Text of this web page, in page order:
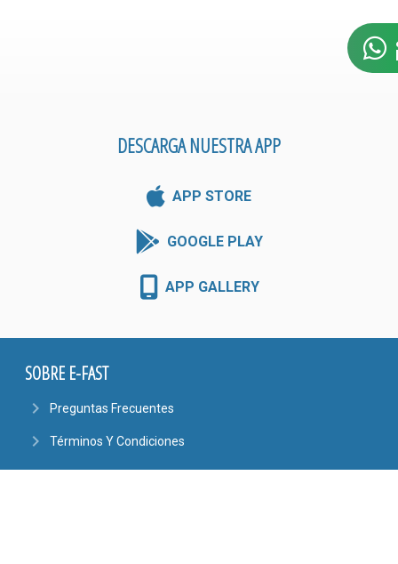
DESCARGA NUESTRA APP
APP STORE
GOOGLE PLAY
APP GALLERY
SOBRE E-FAST
navigate_next Preguntas Frecuentes
navigate_next Términos Y Condiciones